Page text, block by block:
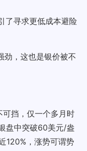
了寻求更低成本避险
劲，这也是银价被不
挡，仅一个多月时
盘中突破60美元/盎
120%，涨势可谓势